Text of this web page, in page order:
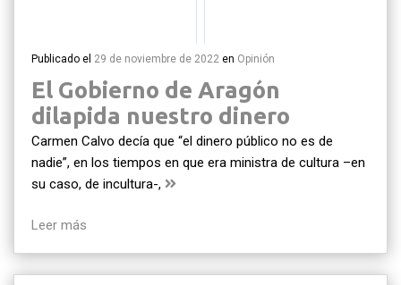
Publicado el 29 de noviembre de 2022 en Opinión
El Gobierno de Aragón
dilapida nuestro dinero
Carmen Calvo decía que “el dinero público no es de
nadie”, en los tiempos en que era ministra de cultura –en
su caso, de incultura-,
Leer más